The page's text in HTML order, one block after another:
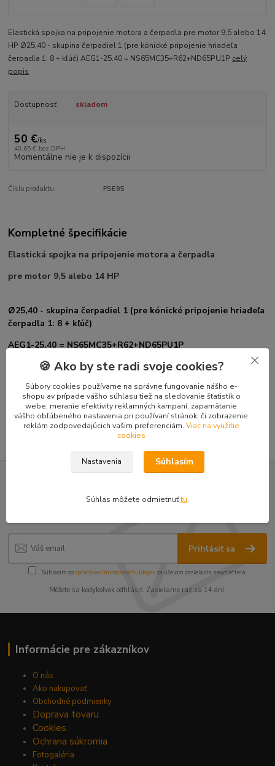
Elastická spojka na pripojenie motora a čerpadla pre motor 9,5 alebo 14
HP Ø25,40 - skupina čerpadiel 1 (pre kónické pripojenie hriadeľa
čerpadla 1: 8 + kľúč) AEG1-25.40 = NS65MC35+R62+ND65PU1P celý
popis
Dostupnosť skladom
50 €/ks
40,65 € bez DPH
Momentálne nie je k dispozícii
Číslo produktu: FSE95
Kompletné špecifikácie
Elastická spojka na pripojenie motora a čerpadla
pre motor 9,5 alebo 14 HP
Ø25,40 - skupina čerpadiel 1 (pre kónické pripojenie hriadeľa
čerpadla 1: 8 + kľúč)
AEG1-25.40 = NS65MC35+R62+ND65PU1P
Tovar zaradený v kategóriách
Náhradné diely FENIX 400
Nepremeškajte novinky, akcie a
Prihlásiť sa
Súhlasím sospracovaním osobných údajov za účelom zasielania newslettera.
Môžete sa kedykoľvek odhlásiť. Zasielame raz za 14 dní.
Informácie pre zákazníkov
O nás
Ako nakupovať
Obchodné podmienky
Doprava tovaru
Cookies
Ochrana súkromia
Fotogaléria
🍪 Ako by ste radi svoje cookies?
Súbory cookies používame na správne fungovanie nášho e-
shopu av prípade vášho súhlasu tiež na sledovanie štatistík o
webe, meranie efektivity reklamných kampaní, zapamätanie
vášho obľúbeného nastavenia pri používaní stránok, či zobrazenie
reklám zodpovedajúcich vašim preferenciám. Viac na využitie
cookies
Nastavenia Súhlasím
Súhlas môžete odmietnuťtu.